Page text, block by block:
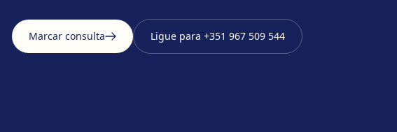
Marcar consulta Ligue para +351 967 509 544